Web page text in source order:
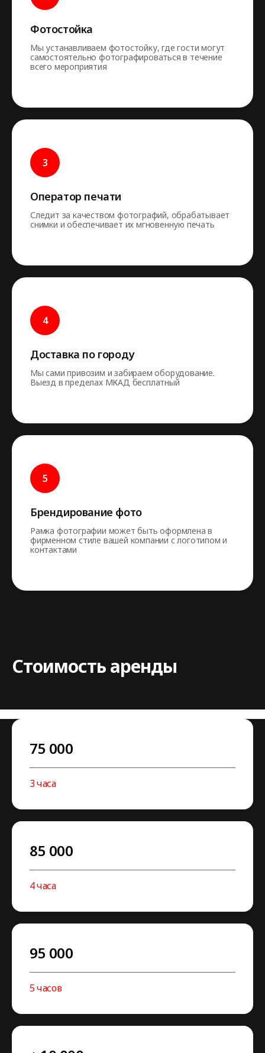
Фотостойка
Мы устанавливаем фотостойку, где гости могут
самостоятельно фотографироваться в течение
всего мероприятия
Оператор печати
Следит за качеством фотографий, обрабатывает
снимки и обеспечивает их мгновенную печать
Доставка по городу
Мы сами привозим и забираем оборудование.
Выезд в пределах МКАД бесплатный
Брендирование фото
Рамка фотографии может быть оформлена в
фирменном стиле вашей компании с логотипом и
контактами
Стоимость аренды
75 000
3 часа
85 000
4 часа
95 000
5 часов